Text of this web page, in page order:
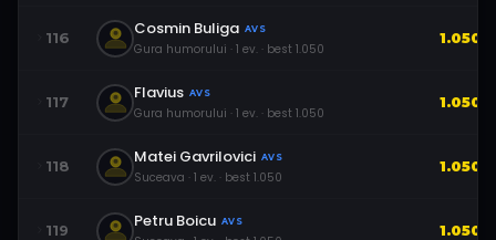
116 Cosmin Buliga AVS
Gura humorului · 1 ev. · best 1.050
1.050
117 Flavius AVS
Gura humorului · 1 ev. · best 1.050
1.050
118 Matei Gavrilovici AVS
Suceava · 1 ev. · best 1.050
1.050
119 Petru Boicu AVS 1.050